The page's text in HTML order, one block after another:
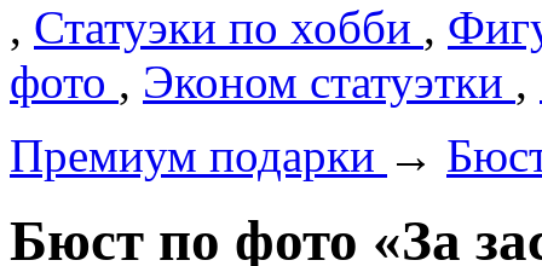
, Статуэки по хобби ,
фото , Эконом статуэтки ,
Премиум подарки →
Бюст по фото «За